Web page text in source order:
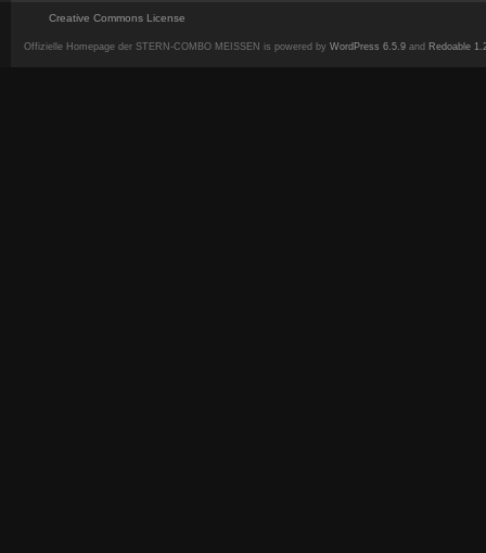
Creative Commons License
Offizielle Homepage der STERN-COMBO MEISSEN is powered by WordPress 6.5.9 and Redoable